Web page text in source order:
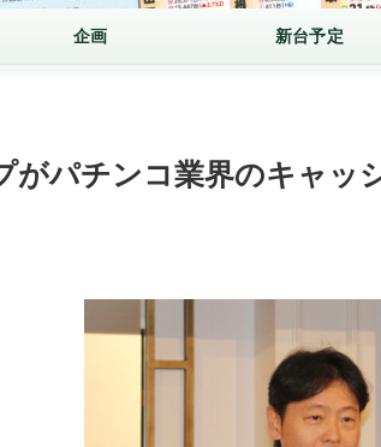
企画 新台予定
がパチンコ業界のキャッ